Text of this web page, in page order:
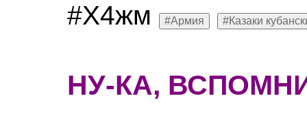
#Х4жм #Армия #Казаки
НУ-КА,